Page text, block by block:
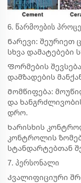
6. წარმოების
Ნარევი: შეურიეთ
სხვა დამატებები
Ფორმების
დამზადების
Მომწიფება:
და
დრო.
Ხარისხის
კონტროლის
სტანდარტებთან
7. პერსონალი
Კვალიფიციური